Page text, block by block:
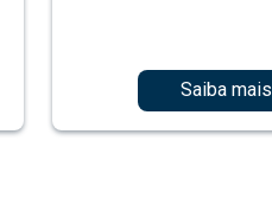
Saiba mais